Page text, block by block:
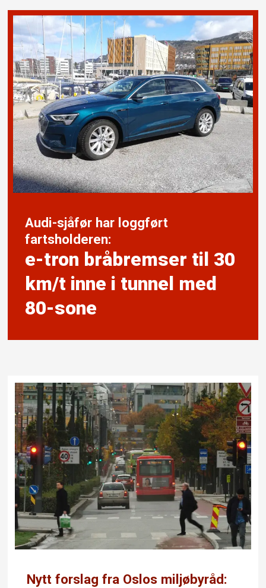
Audi-sjåfør har loggført
fartsholderen:
e-tron bråbremser til 30
km/t inne i tunnel med
80-sone
Nytt forslag fra Oslos miljøbyråd: